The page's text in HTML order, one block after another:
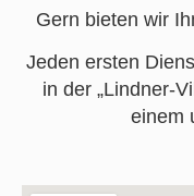
Gern bieten wir
Jeden ersten
in der „Lindner-
einem